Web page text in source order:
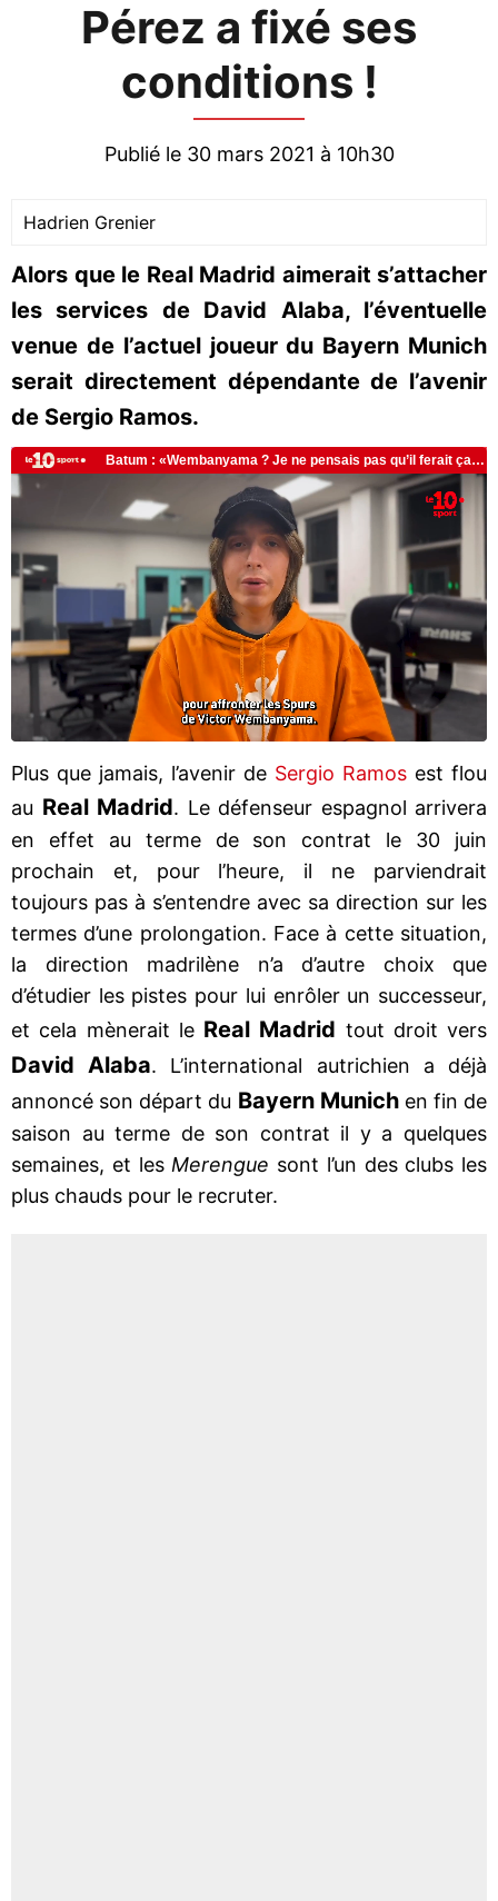
Pérez a fixé ses
conditions !
Publié le 30 mars 2021 à 10h30
Hadrien Grenier
Alors que le Real Madrid aimerait s’attacher
les services de David Alaba, l’éventuelle
venue de l’actuel joueur du Bayern Munich
serait directement dépendante de l’avenir
de Sergio Ramos.
Plus que jamais, l’avenir de Sergio Ramos est flou
au Real Madrid. Le défenseur espagnol arrivera
en effet au terme de son contrat le 30 juin
prochain et, pour l’heure, il ne parviendrait
toujours pas à s’entendre avec sa direction sur les
termes d’une prolongation. Face à cette situation,
la direction madrilène n’a d’autre choix que
d’étudier les pistes pour lui enrôler un successeur,
et cela mènerait le Real Madrid tout droit vers
David Alaba. L’international autrichien a déjà
annoncé son départ du Bayern Munichen fin de
saison au terme de son contrat il y a quelques
semaines, et les Merengue sont l’un des clubs les
plus chauds pour le recruter.